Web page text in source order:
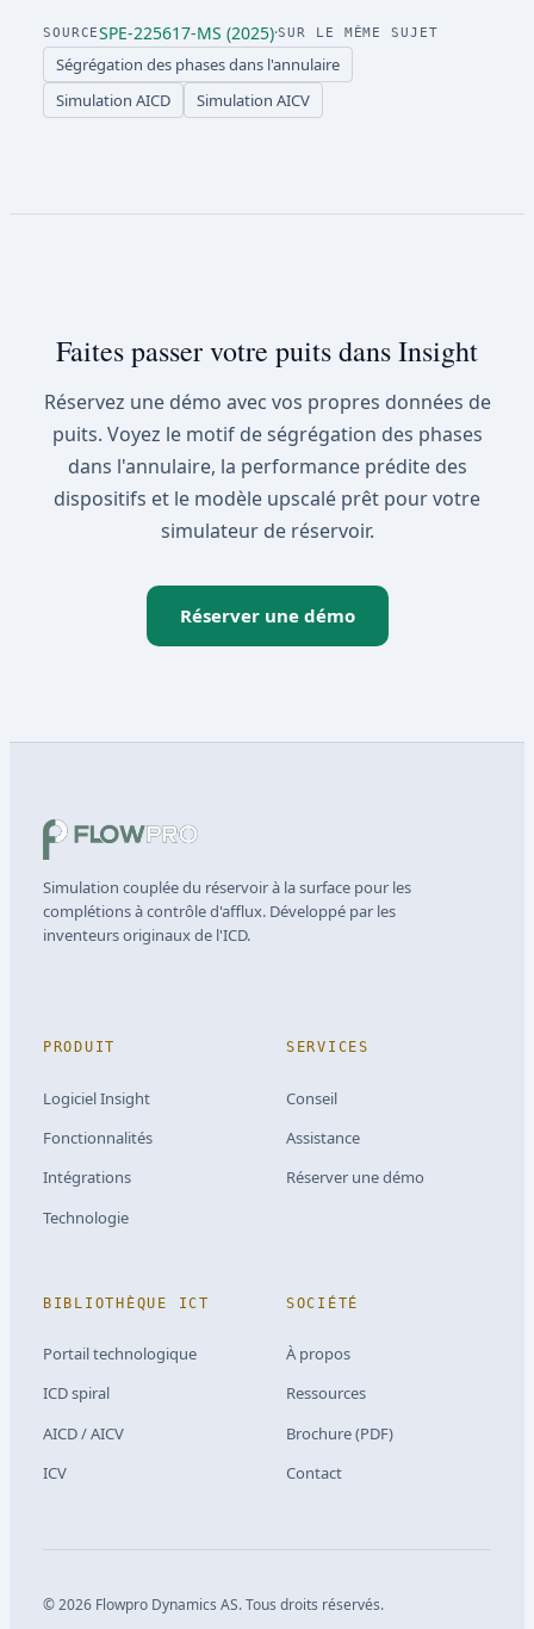
SOURCESPE-225617-MS (2025)·SUR LE MÊME SUJET
Ségrégation des phases dans l'annulaire
Simulation AICD
Simulation AICV
Faites passer votre puits dans Insight
Réservez une démo avec vos propres données de
puits. Voyez le motif de ségrégation des phases
dans l'annulaire, la performance prédite des
dispositifs et le modèle upscalé prêt pour votre
simulateur de réservoir.
Réserver une démo
Simulation couplée du réservoir à la surface pour les
complétions à contrôle d'afflux. Développé par les
inventeurs originaux de l'ICD.
PRODUIT
Logiciel Insight
Fonctionnalités
Intégrations
Technologie
SERVICES
Conseil
Assistance
Réserver une démo
BIBLIOTHÈQUE ICT
Portail technologique
ICD spiral
AICD / AICV
ICV
SOCIÉTÉ
À propos
Ressources
Brochure (PDF)
Contact
©2026 Flowpro Dynamics AS.Tous droits réservés.